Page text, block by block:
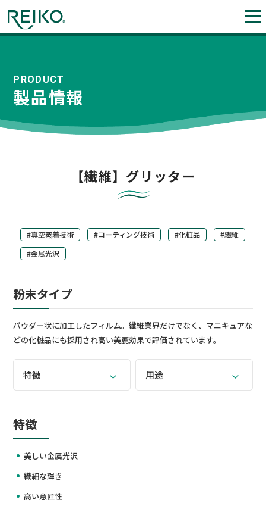
PRODUCT
製品情報
【繊維】グリッター
#真空蒸着技術 #コーティング技術 #化粧品
#繊維
#金属光沢
粉末タイプ
パウダー状に加工したフィルム。繊維業界だけでなく、マニキュアな
どの化粧品にも採用され高い美麗効果で評価されています。
特徴 用途
特徴
美しい金属光沢
繊細な輝き
高い意匠性